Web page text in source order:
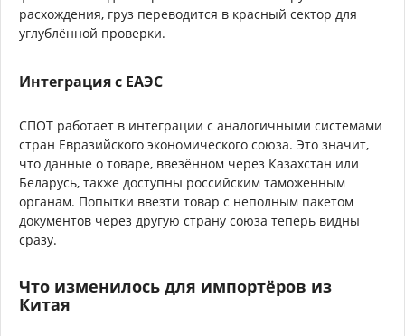
расхождения, груз переводится в красный сектор для
углублённой проверки.
Интеграция с ЕАЭС
СПОТ работает в интеграции с аналогичными системами
стран Евразийского экономического союза. Это значит,
что данные о товаре, ввезённом через Казахстан или
Беларусь, также доступны российским таможенным
органам. Попытки ввезти товар с неполным пакетом
документов через другую страну союза теперь видны
сразу.
Что изменилось для импортёров из
Китая